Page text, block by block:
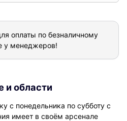
оплаты по безналичному
у менеджеров!
и области
с понедельника по субботу с
имеет в своём арсенале